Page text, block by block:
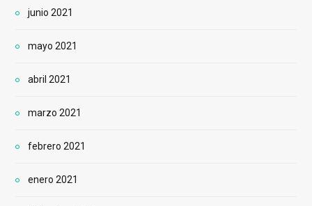
junio 2021
mayo 2021
abril 2021
marzo 2021
febrero 2021
enero 2021